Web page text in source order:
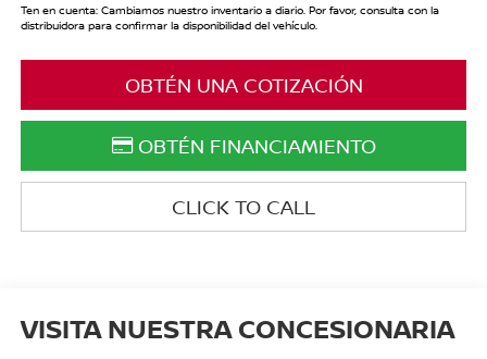
Ten en cuenta: Cambiamos nuestro inventario a diario. Por favor, consulta con la
distribuidora para confirmar la disponibilidad del vehículo.
OBTÉN UNA COTIZACIÓN
OBTÉN FINANCIAMIENTO
CLICK TO CALL
VISITA NUESTRA CONCESIONARIA